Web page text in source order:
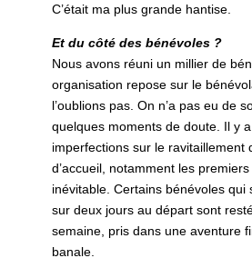
C’était ma plus grande hantise.
Et du côté des bénévoles ?
Nous avons réuni un millier de
organisation repose sur le
l’oublions pas. On n’a pas eu de
quelques moments de doute. Il y
imperfections sur le ravitaillement
d’accueil, notamment les premiers
inévitable. Certains bénévoles qui
sur deux jours au départ sont
semaine, pris dans une aventure
banale.